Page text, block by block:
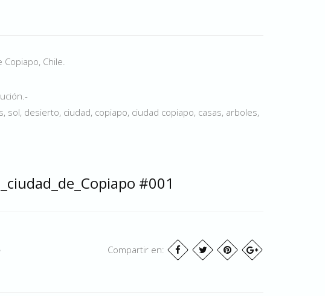
Chile.
sol, desierto, ciudad, copiapo, ciudad copiapo, casas, arboles,
#001
Compartir en: